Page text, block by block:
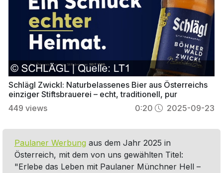
Schlägl Zwickl: Naturbelassenes Bier aus Österreichs
einziger Stiftsbrauerei – echt, traditionell, pur
449 views 0:20 2025-09-23
Paulaner Werbung aus dem Jahr 2025 in
Österreich, mit dem von uns gewählten Titel:
"Erlebe das Leben mit Paulaner Münchner Hell –